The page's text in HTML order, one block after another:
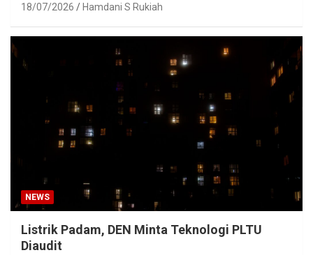
18/07/2026 Hamdani S Rukiah
NEWS
Listrik Padam, DEN Minta Teknologi PLTU
Diaudit